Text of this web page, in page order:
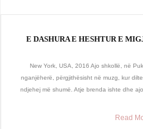
E DASHURA E HESHTUR E
New York, USA, 2016 Ajo shkollë, në
nganjëherë, përgjithësisht në muzg, kur
ndjehej më shumë. Atje brenda ishte dhe
Read